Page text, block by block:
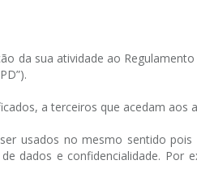
da sua atividade ao
a terceiros que acedam aos
usados no mesmo sentido
dados e confidencialidade. Por